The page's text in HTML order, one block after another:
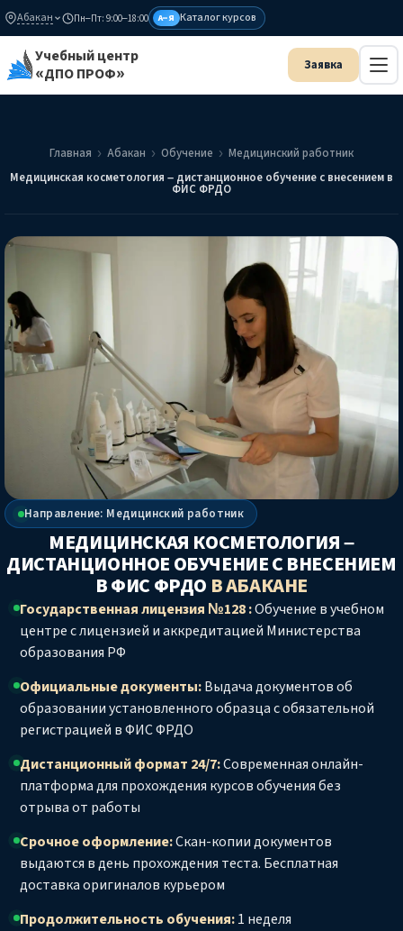
Абакан Пн–Пт: 9:00–18:00 А–Я Каталог курсов
Учебный центр
«ДПО ПРОФ»
Главная Абакан Обучение
Медицинский работник
Медицинская косметология – дистанционное обучение с внесением в
ФИС ФРДО
Направление: Медицинский работник
МЕДИЦИНСКАЯ КОСМЕТОЛОГИЯ –
ДИСТАНЦИОННОЕ ОБУЧЕНИЕ С ВНЕСЕНИЕМ
В ФИС ФРДО В АБАКАНЕ
Государственная лицензия №128 :Обучение в учебном
центре с лицензией и аккредитацией Министерства
образования РФ
Официальные документы:Выдача документов об
образовании установленного образца с обязательной
регистрацией в ФИС ФРДО
Дистанционный формат 24/7:Современная онлайн-
платформа для прохождения курсов обучения без
отрыва от работы
Срочное оформление:Скан-копии документов
выдаются в день прохождения теста. Бесплатная
доставка оригиналов курьером
Продолжительность обучения:1 неделя